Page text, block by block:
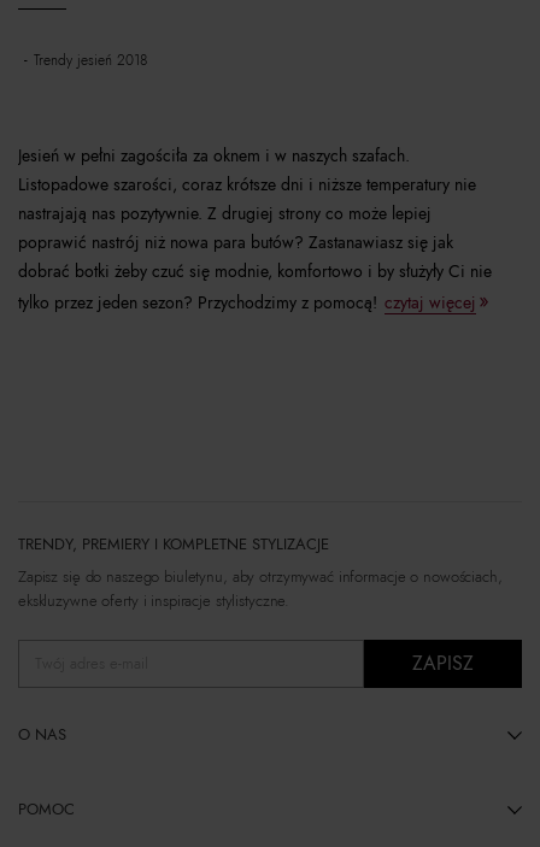
trendy jesień 2018
Jesień w pełni zagościła za oknem i w naszych szafach.
Listopadowe szarości, coraz krótsze dni i niższe temperatury nie
nastrajają nas pozytywnie. Z drugiej strony co może lepiej
poprawić nastrój niż nowa para butów? Zastanawiasz się jak
dobrać botki żeby czuć się modnie, komfortowo i by służyły Ci nie
tylko przez jeden sezon? Przychodzimy z pomocą! czytaj więcej
TRENDY, PREMIERY I KOMPLETNE STYLIZACJE
Zapisz się do naszego biuletynu, aby otrzymywać informacje o nowościach,
ekskluzywne oferty i inspiracje stylistyczne.
ZAPISZ
O NAS
POMOC